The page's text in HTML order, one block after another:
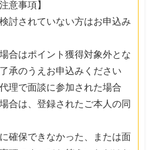
意事項】
討されていない方はお申込み
合はポイント獲得対象外とな
承のうえお申込みください
理で面談に参加された場合
合は、登録されたご本人の同
確保できなかった、または面